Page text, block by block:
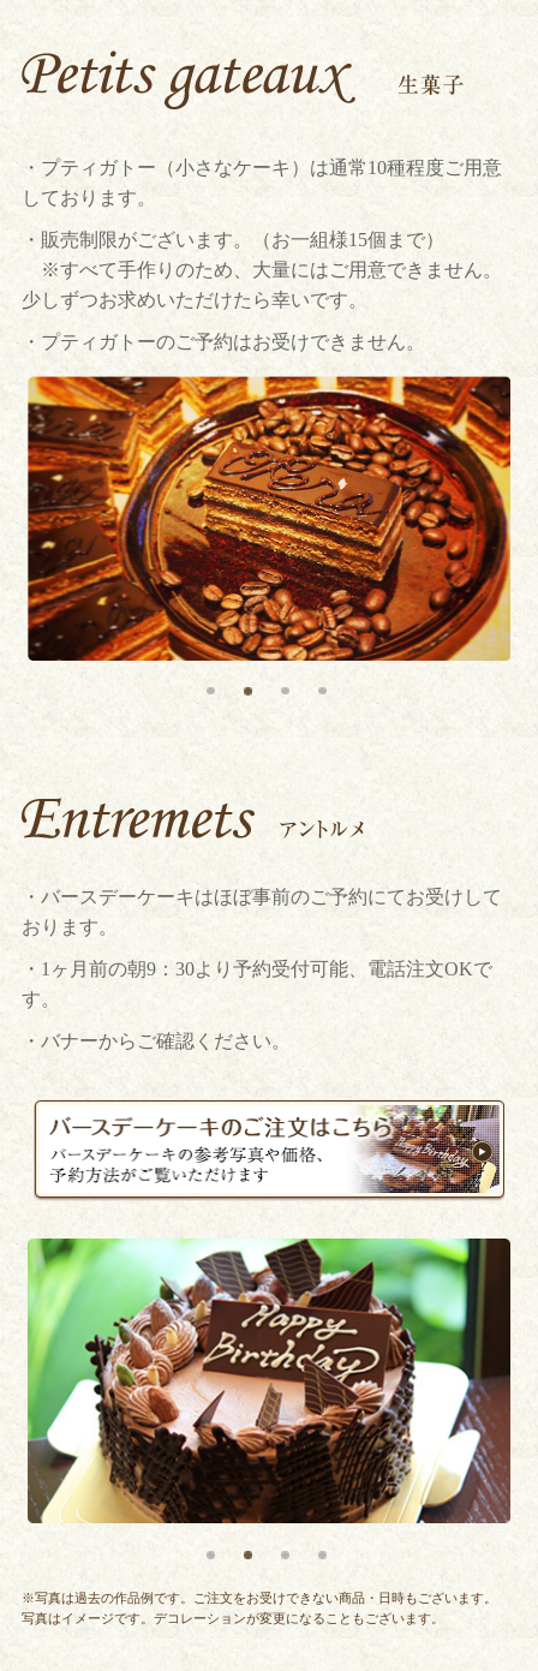
・プティガトー（小さなケーキ）は通常10種程度ご用意
しております。
・販売制限がございます。（お一組様15個まで）
※すべて手作りのため、大量にはご用意できません。
少しずつお求めいただけたら幸いです。
・プティガトーのご予約はお受けできません。
・バースデーケーキはほぼ事前のご予約にてお受けして
おります。
・1ヶ月前の朝9：30より予約受付可能、電話注文OKで
す。
・バナーからご確認ください。
※写真は過去の作品例です。ご注文をお受けできない商品・日時もございます。
写真はイメージです。デコレーションが変更になることもございます。